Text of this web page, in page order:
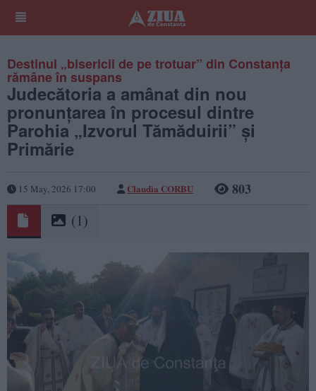
Destinul „bisericii de pe trotuar” din Constanța
rămâne în suspans
Judecătoria a amânat din nou
pronunțarea în procesul dintre
Parohia „Izvorul Tămăduirii” și
Primărie
15 May, 2026 17:00 Claudia CORBU 803
(1)